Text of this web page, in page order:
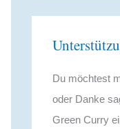
Du möchtest
oder Danke
Green Curry